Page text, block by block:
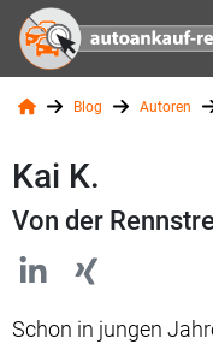
Blog Autoren
Kai K.
Von der
Schon in jungen